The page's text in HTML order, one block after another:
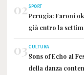
02SPORT
Perugia: Faroni
già entro la
03CULTURA
Sons of Echo al
della danza